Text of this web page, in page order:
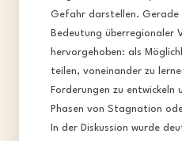
Gefahr darstellen. Gerade
Bedeutung überregionaler
hervorgehoben: als
teilen, voneinander zu
Forderungen zu entwickeln
Phasen von Stagnation
In der Diskussion wurde